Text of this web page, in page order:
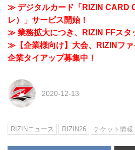
≫ デジタルカード「RIZIN CARD
レ）」サービス開始！
≫ 業務拡大につき、RIZIN FFスタ
≫【企業様向け】大会、RIZINフ
企業タイアップ募集中！
2020-12-13
RIZINニュース RIZIN26 チケット情報